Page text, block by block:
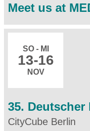
Meet us at
SO - MI
13-16
NOV
35.
CityCube Berlin